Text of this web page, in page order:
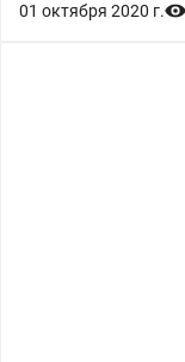
01 октября 2020 г.